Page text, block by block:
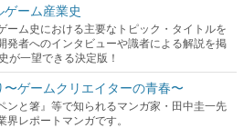
ーム産業史
ーム史における主要なトピック・タイトルを
発者へのインタビューや識者による解説を掲
が一望できる決定版！
ゲームクリエイターの青春〜
ンと箸』等で知られるマンガ家・田中圭一先
レポートマンガです。